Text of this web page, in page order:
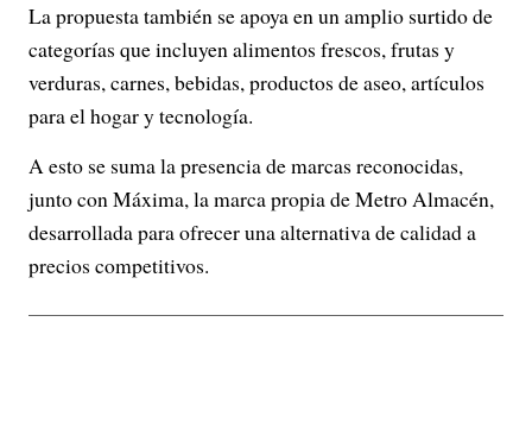
La propuesta también se apoya en un amplio surtido de
categorías que incluyen alimentos frescos, frutas y
verduras, carnes, bebidas, productos de aseo, artículos
para el hogar y tecnología.
A esto se suma la presencia de marcas reconocidas,
junto con Máxima, la marca propia de Metro Almacén,
desarrollada para ofrecer una alternativa de calidad a
precios competitivos.